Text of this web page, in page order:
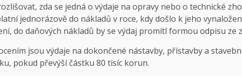
zda se jedná o výdaje na opravy nebo o technické
jednorázově do nákladů v roce, kdy došlo k jeho
do daňových nákladů by se výdaj promítl formou odpisu ze
jsou výdaje na dokončené nástavby, přístavby a
pokud převýší částku 80 tisíc korun.